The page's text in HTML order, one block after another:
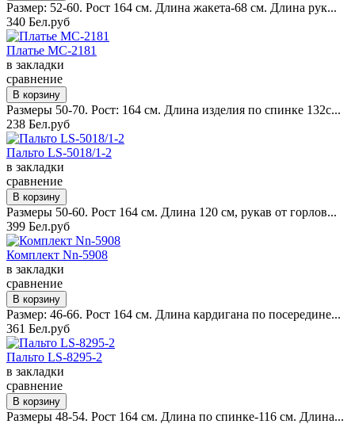
Размер: 52-60. Рост 164 см. Длина жакета-68 см. Длина рук...
340 Бел.руб
Платье MC-2181
в закладки
сравнение
Размеры 50-70. Рост: 164 см. Длина изделия по спинке 132с...
238 Бел.руб
Пальто LS-5018/1-2
в закладки
сравнение
Размеры 50-60. Рост 164 см. Длина 120 см, рукав от горлов...
399 Бел.руб
Комплект Nn-5908
в закладки
сравнение
Размер: 46-66. Рост 164 см. Длина кардигана по посередине...
361 Бел.руб
Пальто LS-8295-2
в закладки
сравнение
Размеры 48-54. Рост 164 см. Длина по спинке-116 см. Длина...